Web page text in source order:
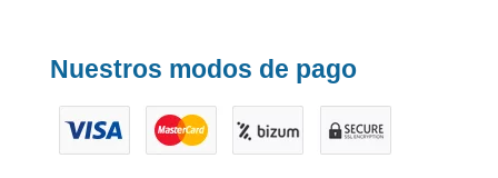
Nuestros modos de pago